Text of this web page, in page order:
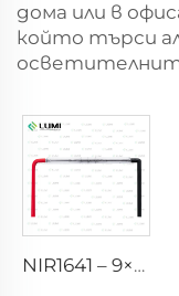
дома или в
който търси
NIR1641 – 9×45×110 mm